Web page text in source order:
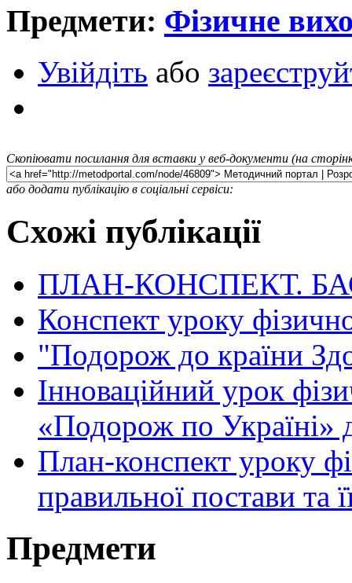
Предмети: Фізичне
Увійдіть або
Скопіювати посилання для вставки у веб-документи (на
або додати публікацію в соціальні сервіси:
Схожі публікації
ПЛАН-КОНСПЕКТ.
Конспект уроку
"Подорож до країни
Інноваційний урок
«Подорож по Україні»
План-конспект уроку
правильної постави та
Предмети